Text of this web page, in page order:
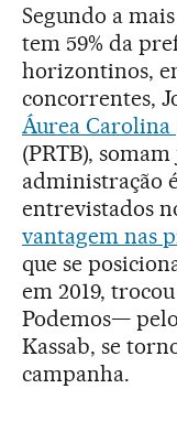
Segundo a
tem 59% da
horizontinos,
concorrentes,
Áurea Carolina
(PRTB), somam
administração
entrevistados
vantagem nas
que se
em 2019,
Podemos—
Kassab, se
campanha.